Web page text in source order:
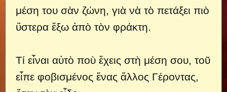
μέση του σὰν ζώνη, γιὰ νὰ τὸ πετάξει πιὸ
ὕστερα ἔξω ἀπὸ τὸν φράκτη.
Τί εἶναι αὐτὸ ποὺ ἔχεις στὴ μέση σου, τοῦ
εἶπε φοβισμένος ἕνας ἄλλος Γέροντας,